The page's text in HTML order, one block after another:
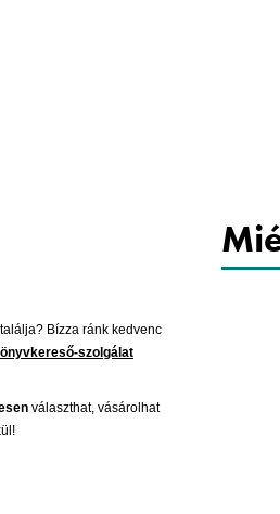
Bízza ránk kedvenc
szolgálat
választhat, vásárolhat